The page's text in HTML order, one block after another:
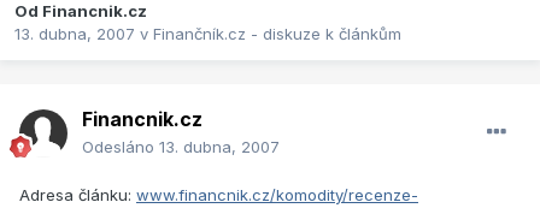
Od Financnik.cz
13. dubna, 2007 v Finančník.cz - diskuze k článkům
Financnik.cz
Odesláno 13. dubna, 2007
Adresa článku: www.financnik.cz/komodity/recenze-